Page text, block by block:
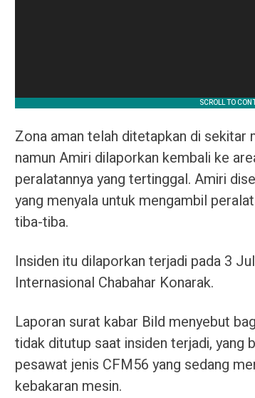
Zona aman telah ditetapkan di sekitar
namun Amiri dilaporkan kembali ke
peralatannya yang tertinggal. Amiri
yang menyala untuk mengambil
tiba-tiba.
Insiden itu dilaporkan terjadi pada 3
Internasional Chabahar Konarak.
Laporan surat kabar Bild menyebut
tidak ditutup saat insiden terjadi,
pesawat jenis CFM56 yang sedang
kebakaran mesin.